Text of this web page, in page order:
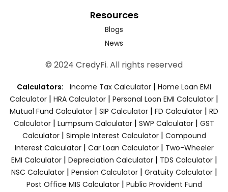
Resources
Blogs
News
© 2024 CredyFi. All rights reserved
Calculators: Income Tax Calculator | Home Loan EMI
Calculator | HRA Calculator | Personal Loan EMI Calculator |
Mutual Fund Calculator | SIP Calculator | FD Calculator | RD
Calculator | Lumpsum Calculator | SWP Calculator | GST
Calculator| Simple Interest Calculator| Compound
Interest Calculator| Car Loan Calculator| Two-Wheeler
EMI Calculator| Depreciation Calculator| TDS Calculator|
NSC Calculator| Pension Calculator| Gratuity Calculator|
Post Office MIS Calculator| Public Provident Fund